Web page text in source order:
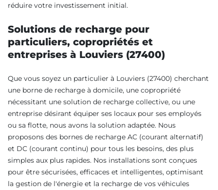
réduire votre investissement initial.
Solutions de recharge pour
particuliers, copropriétés et
entreprises à Louviers (27400)
Que vous soyez un particulier à Louviers (27400) cherchant
une borne de recharge à domicile, une copropriété
nécessitant une solution de recharge collective, ou une
entreprise désirant équiper ses locaux pour ses employés
ou sa flotte, nous avons la solution adaptée. Nous
proposons des bornes de recharge AC (courant alternatif)
et DC (courant continu) pour tous les besoins, des plus
simples aux plus rapides. Nos installations sont conçues
pour être sécurisées, efficaces et intelligentes, optimisant
la gestion de l'énergie et la recharge de vos véhicules